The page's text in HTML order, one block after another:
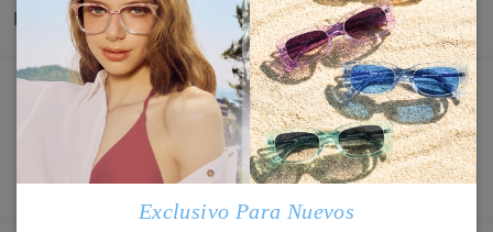
Entrega
Pedido realizado
Fabricación
Revestimiento resistente a arañazo incluído
60 días de garantía de devolución y cambio
Garantía de 365 días
Descubrir Más
Exclusivo Para Nuevos